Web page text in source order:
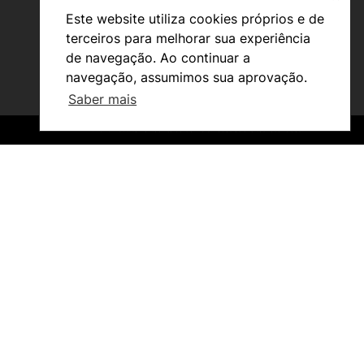
Este website utiliza cookies próprios e de
terceiros para melhorar sua experiência
de navegação. Ao continuar a
navegação, assumimos sua aprovação.
Saber mais
©2026 Instituto Politécnico de Coimbra. Todos os direitos reservados.
©2026 Instituto Politécnico de Coimbra. Todos os direitos reservados.